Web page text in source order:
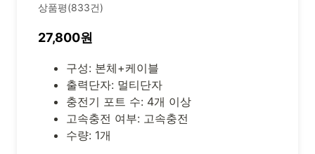
상품평(833건)
27,800원
구성: 본체+케이블
출력단자: 멀티단자
충전기 포트 수: 4개 이상
고속충전 여부: 고속충전
수량: 1개